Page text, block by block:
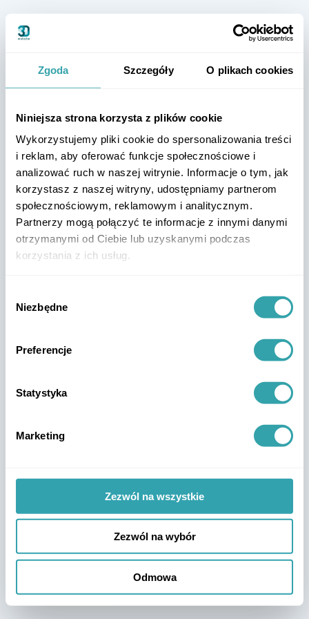
Zgoda Szczegóły O plikach cookies
Niniejsza strona korzysta z plików cookie
Wykorzystujemy pliki cookie do spersonalizowania treści
i reklam, aby oferować funkcje społecznościowe i
analizować ruch w naszej witrynie. Informacje o tym, jak
korzystasz z naszej witryny, udostępniamy partnerom
społecznościowym, reklamowym i analitycznym.
Partnerzy mogą połączyć te informacje z innymi danymi
otrzymanymi od Ciebie lub uzyskanymi podczas
korzystania z ich usług.
zgody
Niezbędne
Preferencje
Statystyka
Marketing
Zezwól na wszystkie
Zezwól na wybór
Odmowa